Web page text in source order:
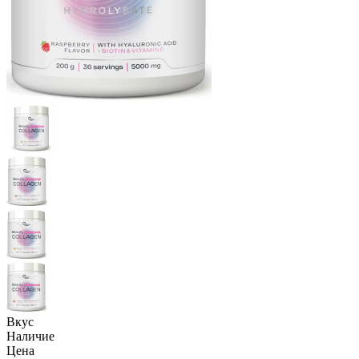
Вкус
Наличие
Цена